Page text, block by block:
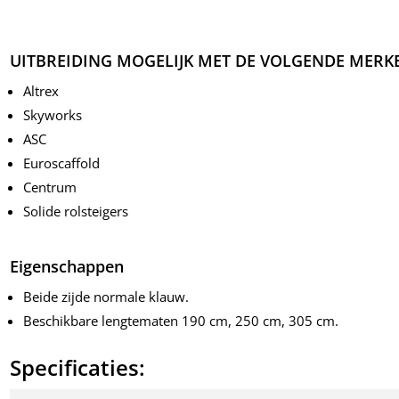
UITBREIDING MOGELIJK MET DE VOLGENDE
Altrex
Skyworks
ASC
Euroscaffold
Centrum
Solide rolsteigers
Eigenschappen
Beide zijde normale klauw.
Beschikbare lengtematen 190 cm, 250 cm, 305 cm.
Specificaties: